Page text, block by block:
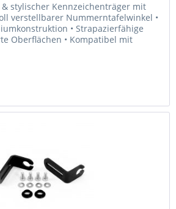
& stylischer Kennzeichenträger mit
verstellbarer Nummerntafelwinkel •
• Strapazierfähige
Oberflächen • Kompatibel mit